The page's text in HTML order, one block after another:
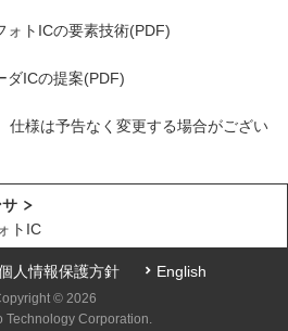
ォトICの要素技術(PDF)
ダICの提案(PDF)
様は予告なく変更する場合がござい
トIC
人情報保護方針 English
© 2026
Technology Corporation.